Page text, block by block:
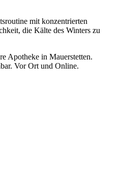
mit konzentrierten
die Kälte des Winters zu
Apotheke in Mauerstetten.
Vor Ort und Online.